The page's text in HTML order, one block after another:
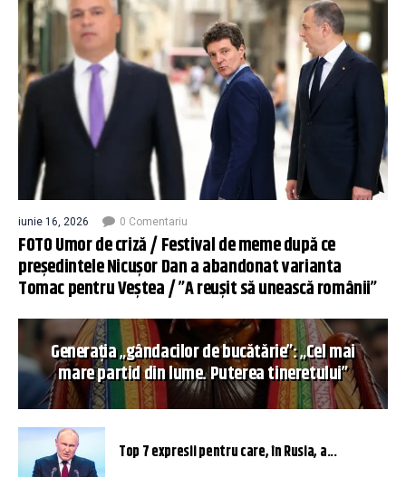
iunie 16, 2026 0 Comentariu
FOTO Umor de criză / Festival de meme după ce
președintele Nicușor Dan a abandonat varianta
Tomac pentru Veștea / ”A reușit să unească românii”
Generația „gândacilor de bucătărie”: „Cel mai
mare partid din lume. Puterea tineretului”
Top 7 expresii pentru care, în Rusia, a...